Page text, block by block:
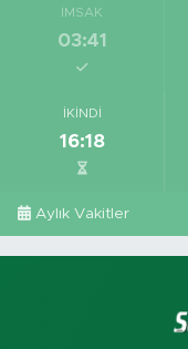
İMSAK
03:41
İKINDI
16:18
Aylık Vakitler